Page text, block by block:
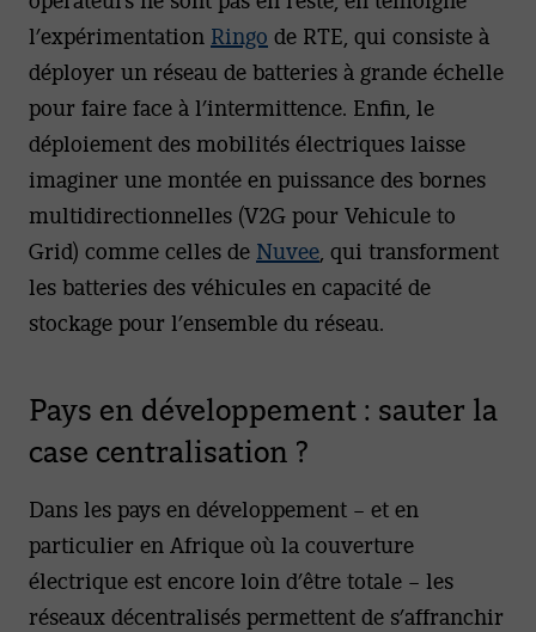
l’expérimentation Ringo de RTE, qui consiste à
déployer un réseau de batteries à grande échelle
pour faire face à l’intermittence. Enfin, le
déploiement des mobilités électriques laisse
imaginer une montée en puissance des bornes
multidirectionnelles (V2G pour Vehicule to
Grid) comme celles de Nuvee , qui transforment
les batteries des véhicules en capacité de
stockage pour l’ensemble du réseau.
Pays en développement : sauter la
case centralisation ?
Dans les pays en développement – et en
particulier en Afrique où la couverture
électrique est encore loin d’être totale – les
réseaux décentralisés permettent de s’affranchir